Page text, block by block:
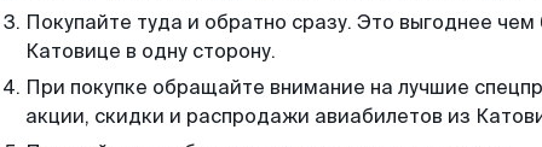
Покупайте туда и обратно сразу. Это выгоднее
Катовице в одну сторону.
При покупке обращайте внимание на лучшие
акции, скидки и распродажи авиабилетов из